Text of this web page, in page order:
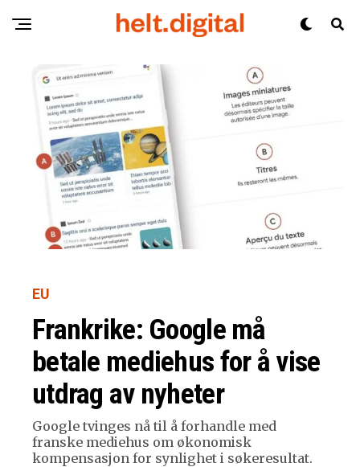
EU
Frankrike: Google må
betale mediehus for å vise
utdrag av nyheter
Google tvinges nå til å forhandle med
franske mediehus om økonomisk
kompensasjon for synlighet i søkeresultat.